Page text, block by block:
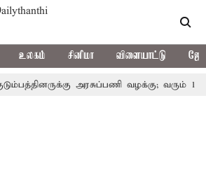
உலகம் சினிமா விளையாட்டு
அரசுப்பணி வழக்கு; வரும் 14ம்தேதி